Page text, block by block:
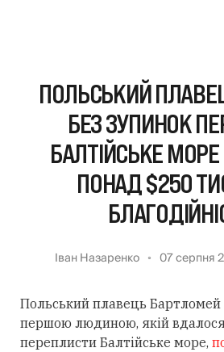
ПОЛЬСЬКИЙ
БЕЗ ЗУПИНОК
БАЛТІЙСЬКЕ МОРЕ
ПОНАД $250
Іван Назаренко 07 серпня
Польський плавець Бартломей
першою людиною, якій вдалося
переплисти Балтійське море,